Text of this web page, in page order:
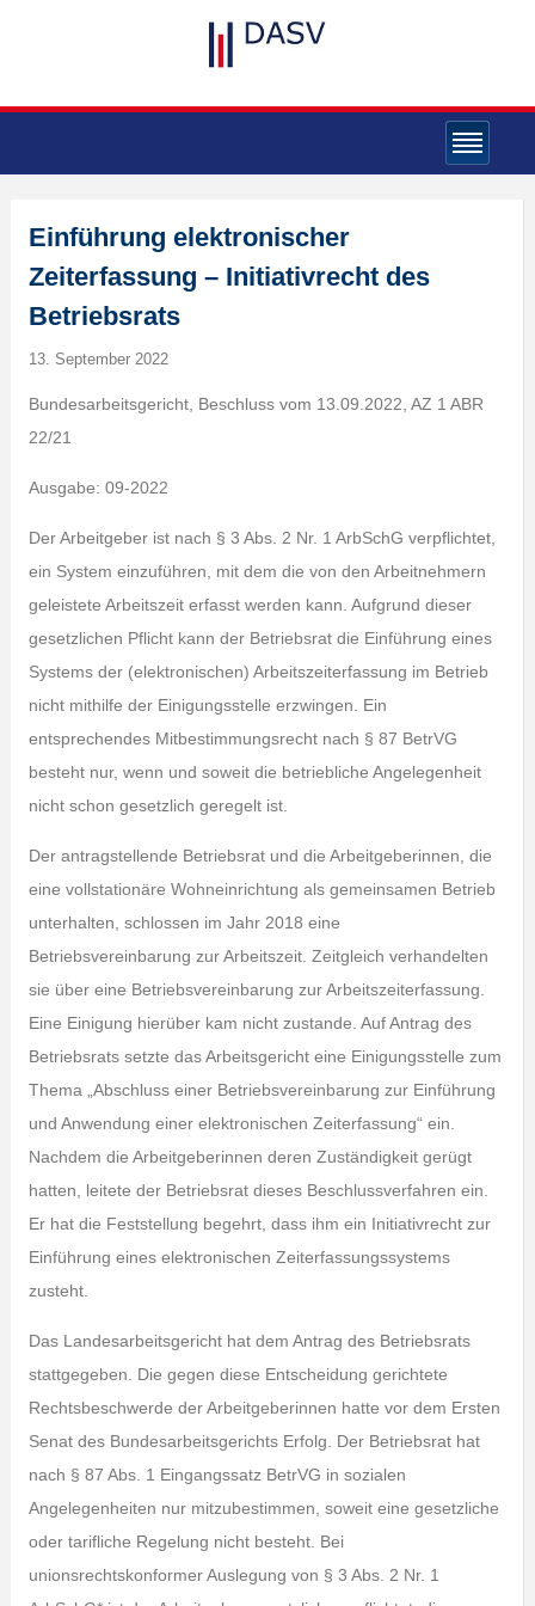
Einführung elektronischer
Zeiterfassung – Initiativrecht des
Betriebsrats
13. September 2022
Bundesarbeitsgericht, Beschluss vom 13.09.2022, AZ 1 ABR
22/21
Ausgabe: 09-2022
Der Arbeitgeber ist nach § 3 Abs. 2 Nr. 1 ArbSchG verpflichtet,
ein System einzuführen, mit dem die von den Arbeitnehmern
geleistete Arbeitszeit erfasst werden kann. Aufgrund dieser
gesetzlichen Pflicht kann der Betriebsrat die Einführung eines
Systems der (elektronischen) Arbeitszeiterfassung im Betrieb
nicht mithilfe der Einigungsstelle erzwingen. Ein
entsprechendes Mitbestimmungsrecht nach § 87 BetrVG
besteht nur, wenn und soweit die betriebliche Angelegenheit
nicht schon gesetzlich geregelt ist.
Der antragstellende Betriebsrat und die Arbeitgeberinnen, die
eine vollstationäre Wohneinrichtung als gemeinsamen Betrieb
unterhalten, schlossen im Jahr 2018 eine
Betriebsvereinbarung zur Arbeitszeit. Zeitgleich verhandelten
sie über eine Betriebsvereinbarung zur Arbeitszeiterfassung.
Eine Einigung hierüber kam nicht zustande. Auf Antrag des
Betriebsrats setzte das Arbeitsgericht eine Einigungsstelle zum
Thema „Abschluss einer Betriebsvereinbarung zur Einführung
und Anwendung einer elektronischen Zeiterfassung“ ein.
Nachdem die Arbeitgeberinnen deren Zuständigkeit gerügt
hatten, leitete der Betriebsrat dieses Beschlussverfahren ein.
Er hat die Feststellung begehrt, dass ihm ein Initiativrecht zur
Einführung eines elektronischen Zeiterfassungssystems
zusteht.
Das Landesarbeitsgericht hat dem Antrag des Betriebsrats
stattgegeben. Die gegen diese Entscheidung gerichtete
Rechtsbeschwerde der Arbeitgeberinnen hatte vor dem Ersten
Senat des Bundesarbeitsgerichts Erfolg. Der Betriebsrat hat
nach § 87 Abs. 1 Eingangssatz BetrVG in sozialen
Angelegenheiten nur mitzubestimmen, soweit eine gesetzliche
oder tarifliche Regelung nicht besteht. Bei
unionsrechtskonformer Auslegung von § 3 Abs. 2 Nr. 1